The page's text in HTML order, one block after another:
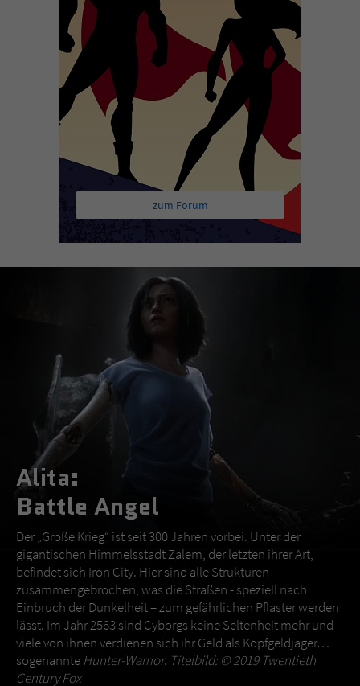
zum Forum
Alita:
Battle Angel
Der „Große Krieg“ ist seit 300 Jahren vorbei. Unter der
gigantischen Himmelsstadt Zalem, der letzten ihrer Art,
befindet sich Iron City. Hier sind alle Strukturen
zusammengebrochen, was die Straßen - speziell nach
Einbruch der Dunkelheit – zum gefährlichen Pflaster werden
lässt. Im Jahr 2563 sind Cyborgs keine Seltenheit mehr und
viele von ihnen verdienen sich ihr Geld als Kopfgeldjäger…
sogenannte Hunter-Warrior. Titelbild: © 2019 Twentieth
Century Fox